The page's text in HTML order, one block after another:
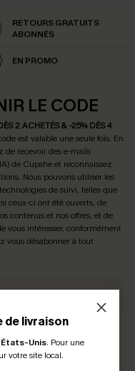
de livraison
États-Unis. Pour une
votre site local.
RETOURS GRATUITS
ABONNÉS
EN PROMO
LE CODE
2 ACHETÉS & -25% DÈS 4
est valable une seule fois. En
de recevoir des e-mails
de Cupshe et reconnaissez
. Nous pouvons utiliser les
de suivi, telles que
ceux-ci ont été ouverts, de
contenus et nos offres, et de
vous intéresser, conformément
vous désabonner à tout